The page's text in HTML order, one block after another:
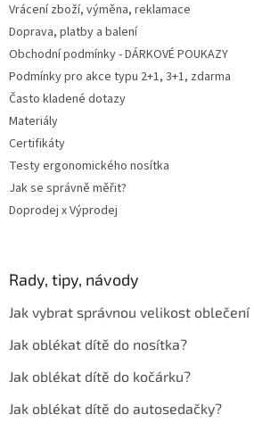
Vrácení zboží, výměna, reklamace
Doprava, platby a balení
Obchodní podmínky - DÁRKOVÉ POUKAZY
Podmínky pro akce typu 2+1, 3+1, zdarma
Často kladené dotazy
Materiály
Certifikáty
Testy ergonomického nosítka
Jak se správně měřit?
Doprodej x Výprodej
Rady, tipy, návody
Jak vybrat správnou velikost oblečení
Jak oblékat dítě do nosítka?
Jak oblékat dítě do kočárku?
Jak oblékat dítě do autosedačky?